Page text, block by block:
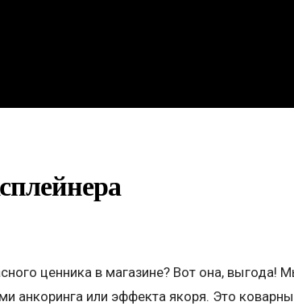
ценника в магазине? Вот она, выгода!
анкоринга или эффекта якоря. Это